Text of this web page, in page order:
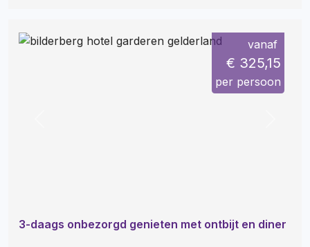
vanaf
€ 325,15
per persoon
3-daags onbezorgd genieten met ontbijt en diner